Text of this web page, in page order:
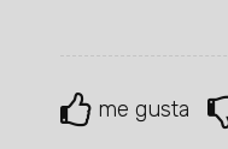
me gusta